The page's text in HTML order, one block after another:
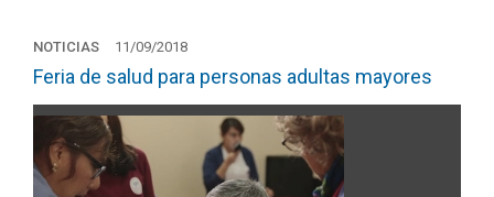
NOTICIAS 11/09/2018
Feria de salud para personas adultas mayores